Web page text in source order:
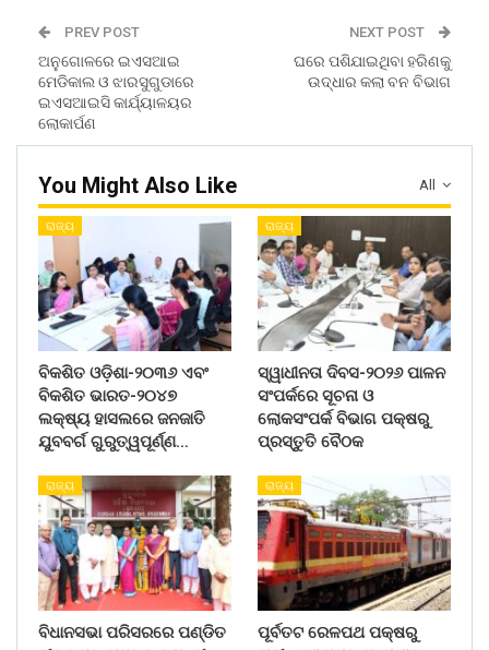
PREV POST
ଅନୁଗୋଳରେ ଇଏସଆଇ
ମେଡିକାଲ ଓ ଝାରସୁଗୁଡାରେ
ଇଏସଆଇସି କାର୍ଯ୍ୟାଳୟର
ଲୋକାର୍ପଣ
NEXT POST
ଘରେ ପଶିଯାଇଥିବା ହରିଣକୁ
ଉଦ୍ଧାର କଲା ବନ ବିଭାଗ
All
You Might Also Like
ରାଜ୍ୟ
ବିକଶିତ ଓଡ଼ିଶା-୨୦୩୬ ଏବଂ
ବିକଶିତ ଭାରତ-୨୦୪୭
ଲକ୍ଷ୍ୟ ହାସଲରେ ଜନଜାତି
ଯୁବବର୍ଗ ଗୁରୁତ୍ୱପୂର୍ଣ୍ଣ…
ରାଜ୍ୟ
ସ୍ୱାଧୀନତା ଦିବସ-୨୦୨୬ ପାଳନ
ସଂପର୍କରେ ସୂଚନା ଓ
ଲୋକସଂପର୍କ ବିଭାଗ ପକ୍ଷରୁ
ପ୍ରସ୍ତୁତି ବୈଠକ
ରାଜ୍ୟ
ବିଧାନସଭା ପରିସରରେ ପଣ୍ଡିତ
ରାଜ୍ୟ
ପୂର୍ବତଟ ରେଳପଥ ପକ୍ଷରୁ